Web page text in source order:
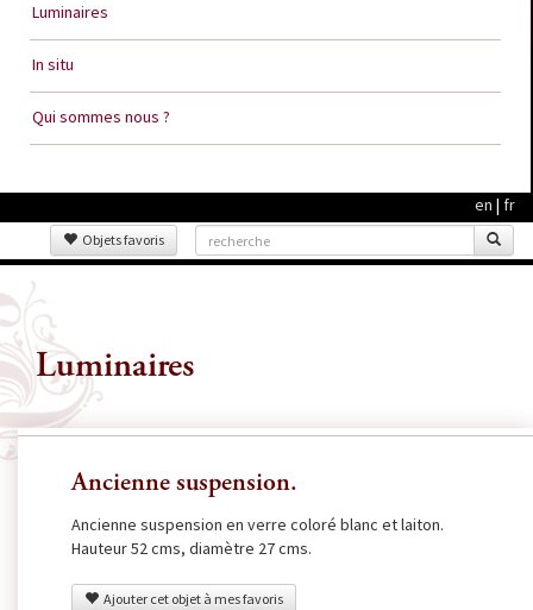
Luminaires
In situ
Qui sommes nous ?
en | fr
Objets favoris
Luminaires
Ancienne suspension.
Ancienne suspension en verre coloré blanc et laiton.
Hauteur 52 cms, diamètre 27 cms.
Ajouter cet objet à mes favoris